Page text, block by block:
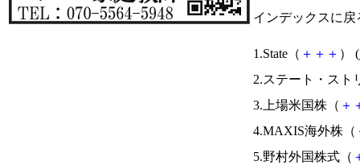
インデックスに戻
1.State（ ＋ ＋ ＋ ） (
2.ステート・スト
3.上場米国株（ ＋
4.MAXIS海外株（
5.野村外国株式（